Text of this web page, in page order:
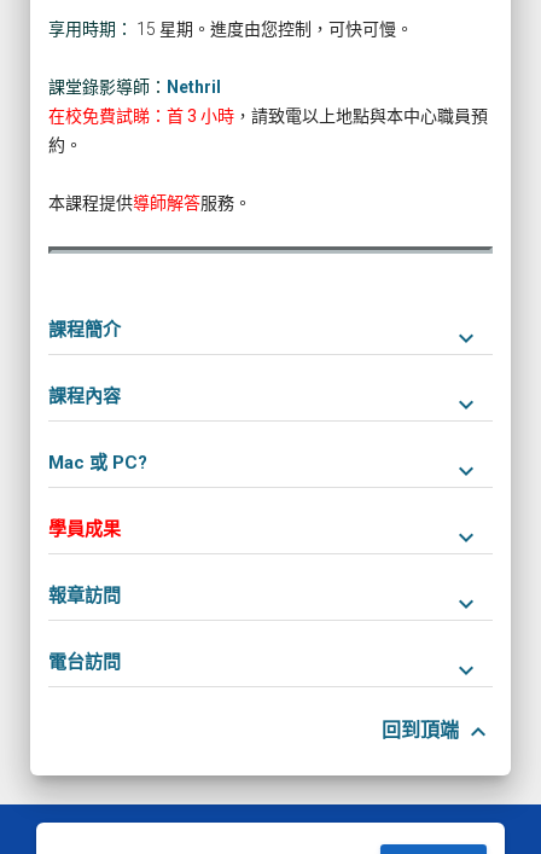
享用時期： 15 星期。進度由您控制，可快可慢。
課堂錄影導師： Nethril
在校免費試睇：首 3 小時 ，請致電以上地點與本中心職員預
約。
本課程提供導師解答服務。
課程簡介 keyboard_arrow_down
課程內容 keyboard_arrow_down
Mac 或 PC? keyboard_arrow_down
學員成果 keyboard_arrow_down
報章訪問 keyboard_arrow_down
電台訪問 keyboard_arrow_down
回到頂端 keyboard_arrow_up